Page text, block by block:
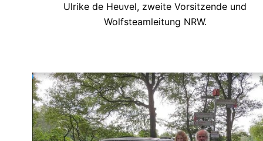
Ulrike de Heuvel, zweite Vorsitzende und
Wolfsteamleitung NRW.